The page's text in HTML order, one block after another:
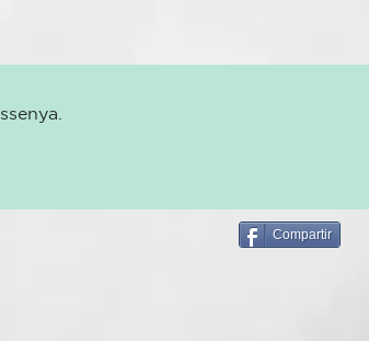
de romero
salicílico
Compartir